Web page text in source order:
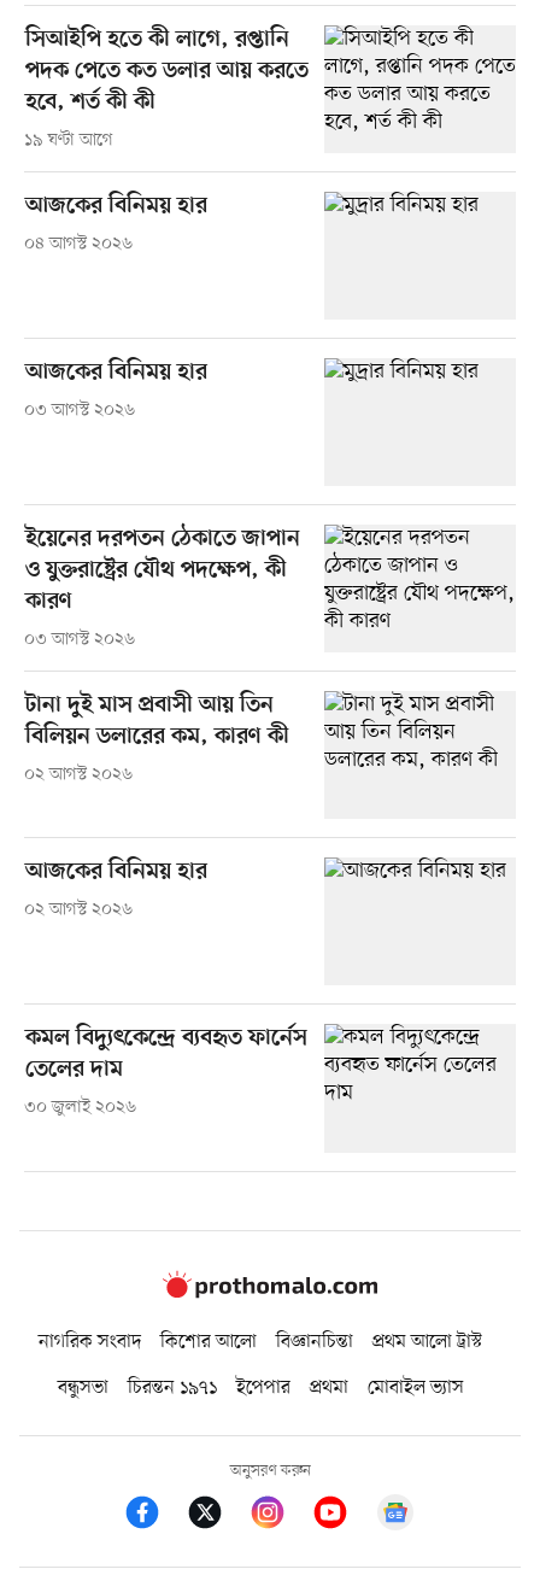
সিআইপি হতে কী লাগে, রপ্তানি
পদক পেতে কত ডলার আয় করতে
হবে, শর্ত কী কী
১৯ ঘণ্টা আগে
আজকের বিনিময় হার
০৪ আগস্ট ২০২৬
আজকের বিনিময় হার
০৩ আগস্ট ২০২৬
ইয়েনের দরপতন ঠেকাতে জাপান
ও যুক্তরাষ্ট্রের যৌথ পদক্ষেপ, কী
কারণ
০৩ আগস্ট ২০২৬
টানা দুই মাস প্রবাসী আয় তিন
বিলিয়ন ডলারের কম, কারণ কী
০২ আগস্ট ২০২৬
আজকের বিনিময় হার
০২ আগস্ট ২০২৬
কমল বিদ্যুৎকেন্দ্রে ব্যবহৃত ফার্নেস
তেলের দাম
৩০ জুলাই ২০২৬
নাগরিক সংবাদ কিশোর আলো বিজ্ঞানচিন্তা
প্রথম আলো ট্রাস্ট
বন্ধুসভা
চিরন্তন ১৯৭১ ইপেপার প্রথমা মোবাইল ভ্যাস
অনুসরণ করুন